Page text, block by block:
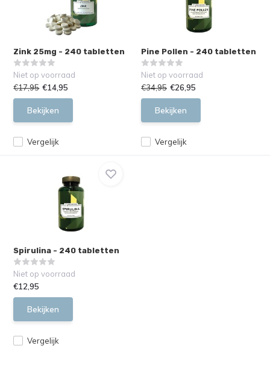
Zink 25mg - 240 tabletten
Vergelijk
Niet op voorraad
€17,95 €14,95
Bekijken
Pine Pollen - 240 tabletten
Vergelijk
Niet op voorraad
€34,95 €26,95
Bekijken
Spirulina - 240 tabletten
Vergelijk
Niet op voorraad
€12,95
Bekijken